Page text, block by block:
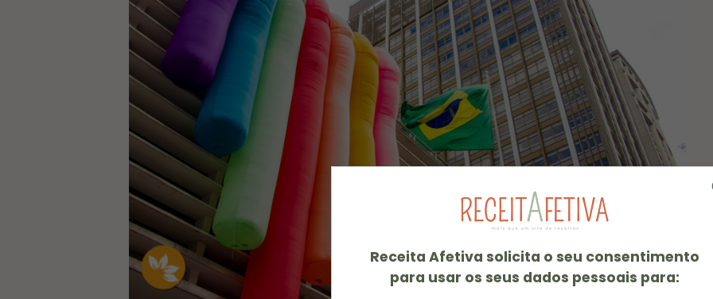
Receita Afetiva solicita o seu consentimento
para usar os seus dados pessoais para: